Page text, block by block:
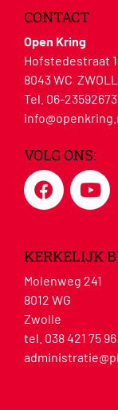
CONTACT
Open Kring
Hofstedestraat 1
8043 WC
Tel. 06-23592673
VOLG ONS:
KERKELIJK
Molenweg 241
8012 WG
Zwolle
tel. 038 421 75 96